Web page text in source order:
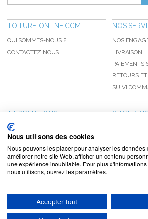
TOITURE-ONLINE.COM
QUI SOMMES-NOUS ?
CONTACTEZ NOUS
NOS
NOS
LIVRAISON
PAIEMENTS
RETOURS
SUIVI
INFORMATIONS
NOUVEAUTÉS
PROMOTIONS
CGV
CONFIDENTIALITÉ
MENTIONS LÉGALES
SUIVEZ-
NOTRE
www.toiture-online.com © 2010-2026 /
Nous utilisons des cookies
Nous pouvons les placer pour analyser les données
améliorer notre site Web, afficher un contenu
une expérience inoubliable. Pour plus
nous utilisons, ouvrez les paramètres.
Accepter tout